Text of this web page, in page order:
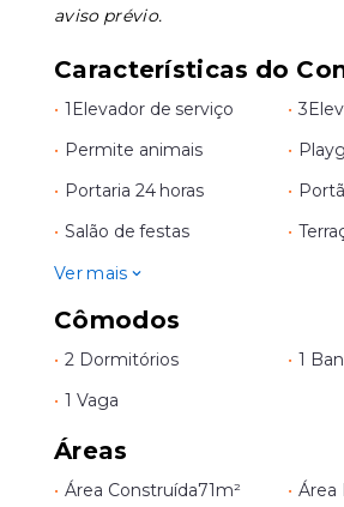
aviso prévio.
Características do
• 1 Elevador de serviço • 3
• Permite animais •
• Portaria 24 horas •
• Salão de festas •
Ver mais
Cômodos
• 2 Dormitórios • 1
• 1 Vaga
Áreas
• Área Construída71m² • Área